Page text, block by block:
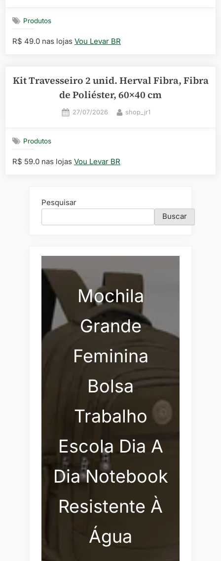
Produtos
R$ 49.0 nas lojas Vou Levar BR
Kit Travesseiro 2 unid. Herval Fibra, Fibra
de Poliéster, 60×40 cm
Posted
27/07/2026 By
shop_jr1
Produtos
R$ 59.0 nas lojas Vou Levar BR
Pesquisar
Buscar
Mochila
Grande
Feminina
Bolsa
Trabalho
Escola Dia A
Dia Notebook
Resistente À
Água